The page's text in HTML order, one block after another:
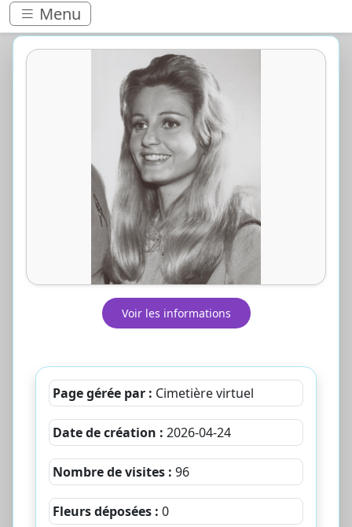
Menu
Voir les informations
Page gérée par : Cimetière virtuel
Date de création : 2026-04-24
Nombre de visites : 96
Fleurs déposées : 0